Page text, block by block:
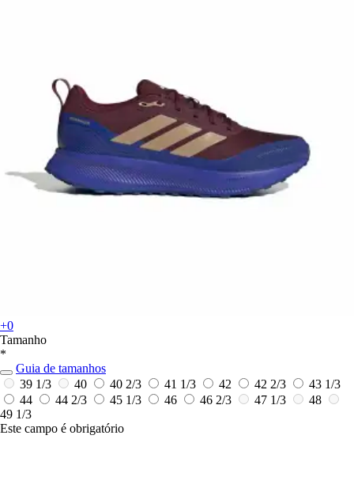
+0
Tamanho
*
Guia de tamanhos
39 1/3
40 40 2/3 41 1/3 42 42 2/3
43 1/3
44
44 2/3 45 1/3 46 46 2/3 47 1/3
48
49 1/3
Este campo é obrigatório